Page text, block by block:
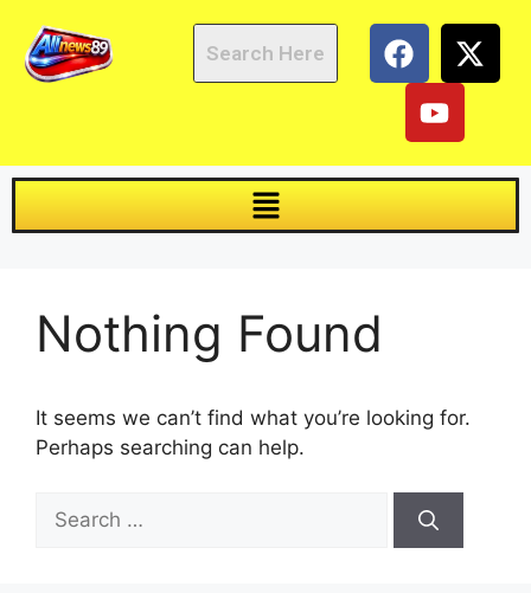
Nothing Found
It seems we can’t find what you’re looking for.
Perhaps searching can help.